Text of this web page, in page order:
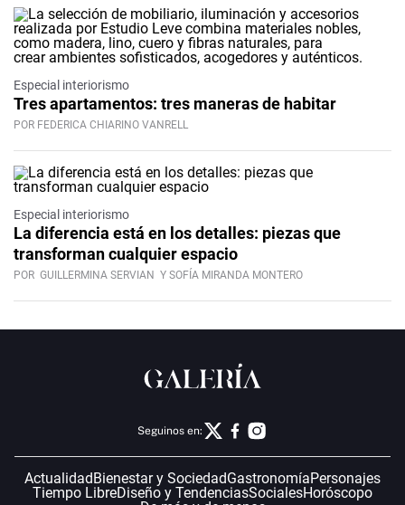
Especial interiorismo
Tres apartamentos: tres maneras de habitar
POR FEDERICA CHIARINO VANRELL
Especial interiorismo
La diferencia está en los detalles: piezas que
transforman cualquier espacio
POR GUILLERMINA SERVIAN Y SOFÍA MIRANDA MONTERO
Seguinos en:
Actualidad Bienestar y SociedadGastronomíaPersonajes
Tiempo LibreDiseño y TendenciasSocialesHoróscopo